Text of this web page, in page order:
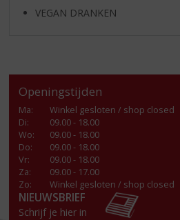
VEGAN DRANKEN
Openingstijden
Ma:
Winkel gesloten / shop closed
Di:
09.00 - 18.00
Wo:
09.00 - 18.00
Do:
09.00 - 18.00
Vr:
09.00 - 18.00
Za:
09.00 - 17.00
Zo:
Winkel gesloten / shop closed
NIEUWSBRIEF
Schrijf je hier in